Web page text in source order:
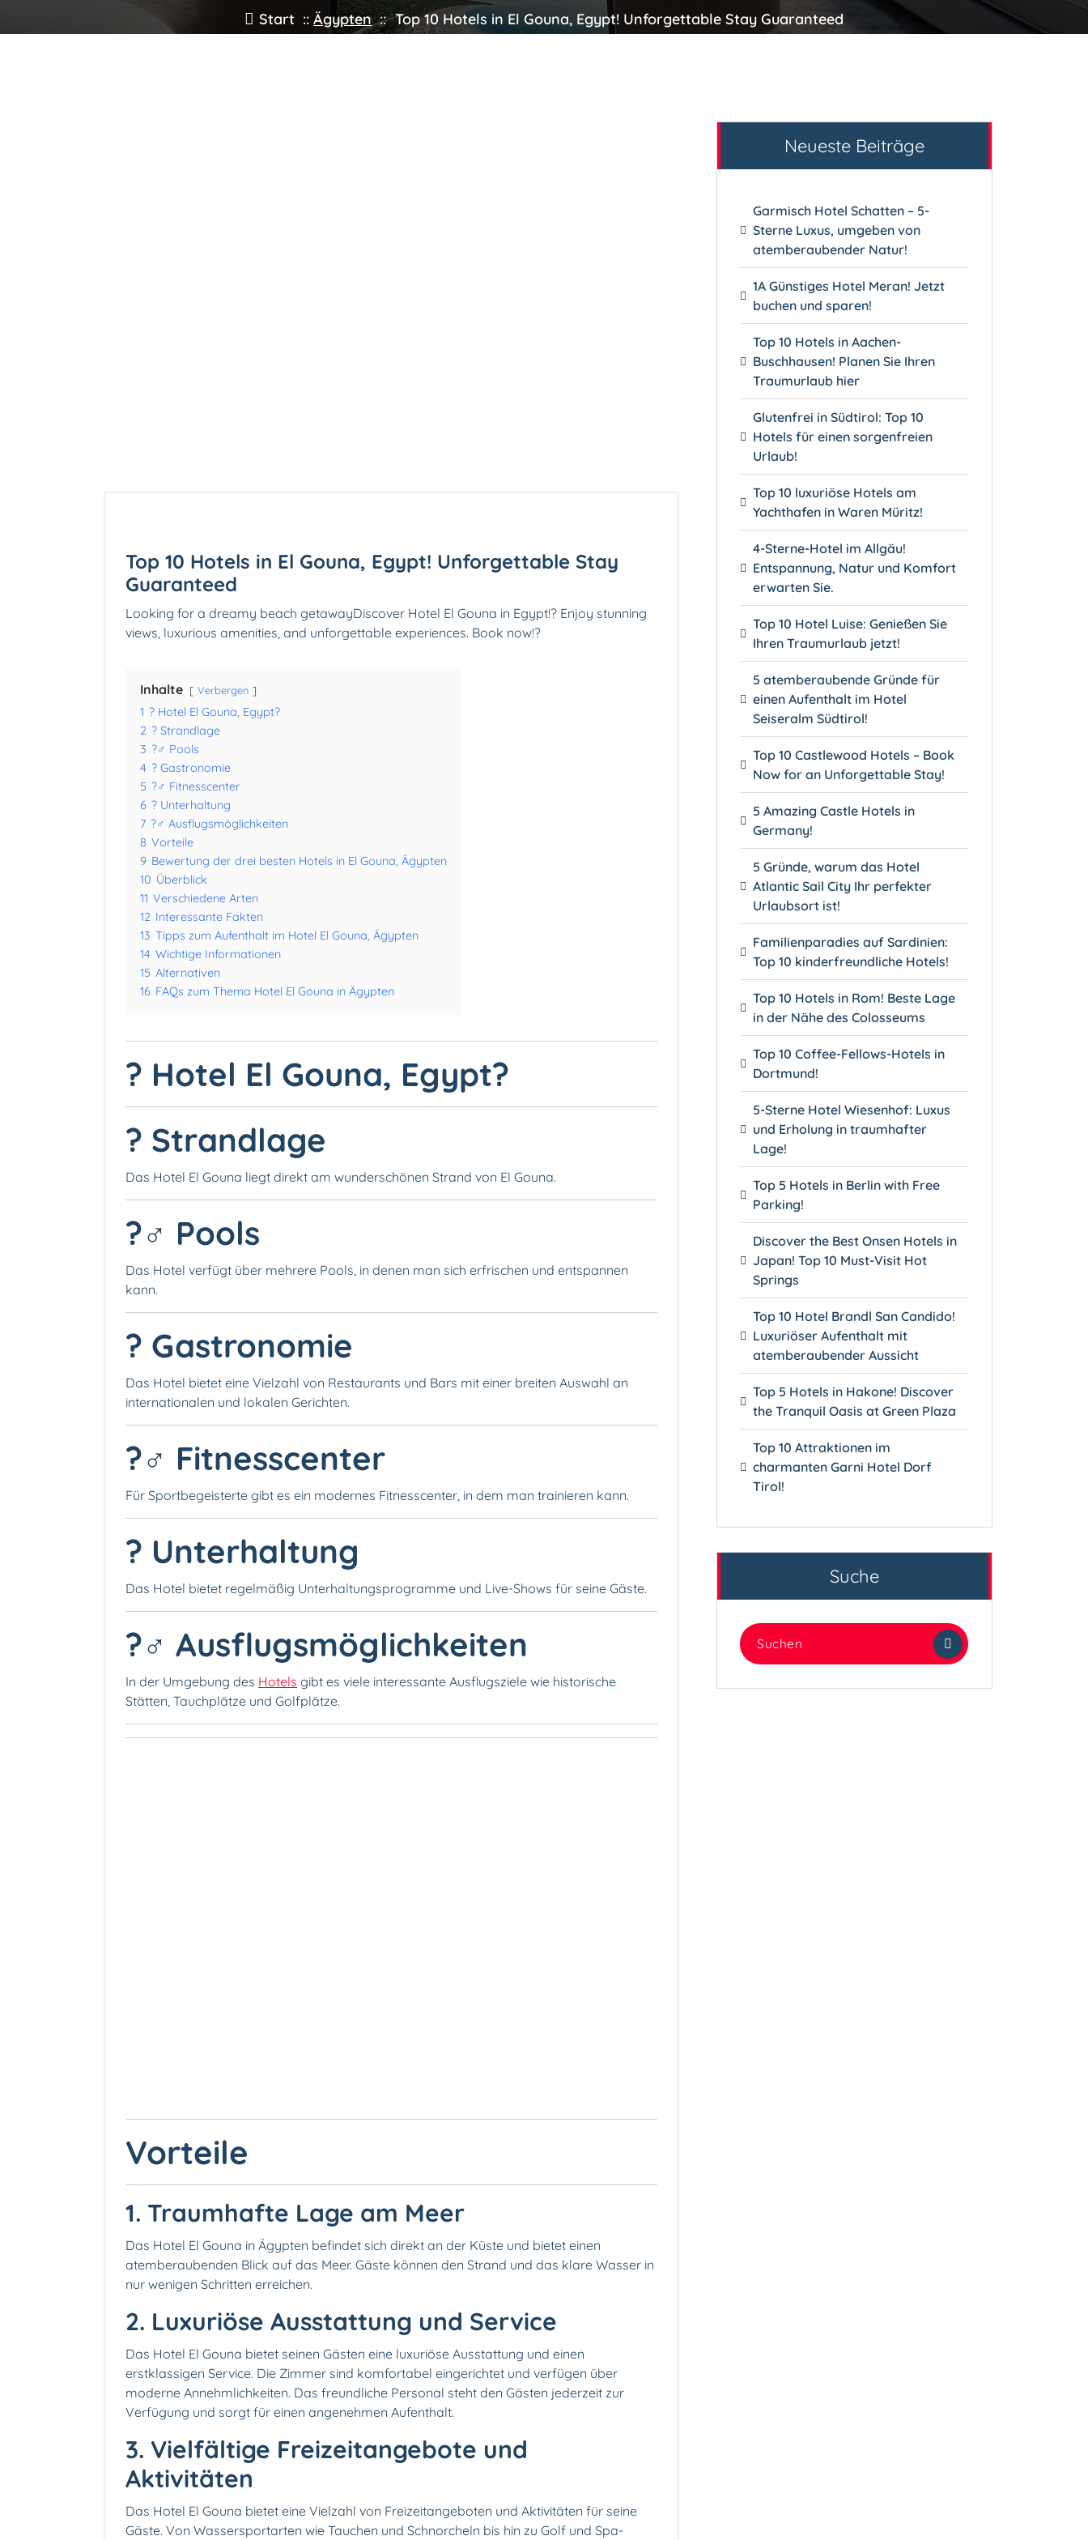
Start ::Ägypten:: Top 10 Hotels in El Gouna, Egypt! Unforgettable Stay Guaranteed
Top 10 Hotels in El Gouna, Egypt! Unforgettable Stay
Guaranteed
Looking for a dreamy beach getawayDiscover Hotel El Gouna in Egypt!? Enjoy stunning
views, luxurious amenities, and unforgettable experiences. Book now!?
Inhalte Verbergen
1 ? Hotel El Gouna, Egypt?
2 ?️ Strandlage
3 ?‍♂️ Pools
4 ?️ Gastronomie
5 ?️‍♂️ Fitnesscenter
6 ? Unterhaltung
7 ?‍♂️ Ausflugsmöglichkeiten
8 Vorteile
9 Bewertung der drei besten Hotels in El Gouna, Ägypten
10 Überblick
11 Verschiedene Arten
12 Interessante Fakten
13 Tipps zum Aufenthalt im Hotel El Gouna, Ägypten
14 Wichtige Informationen
15 Alternativen
16 FAQs zum Thema Hotel El Gouna in Ägypten
? Hotel El Gouna, Egypt?
?️ Strandlage
Das Hotel El Gouna liegt direkt am wunderschönen Strand von El Gouna.
?‍♂️ Pools
Das Hotel verfügt über mehrere Pools, in denen man sich erfrischen und entspannen
kann.
?️ Gastronomie
Das Hotel bietet eine Vielzahl von Restaurants und Bars mit einer breiten Auswahl an
internationalen und lokalen Gerichten.
?️‍♂️ Fitnesscenter
Für Sportbegeisterte gibt es ein modernes Fitnesscenter, in dem man trainieren kann.
? Unterhaltung
Das Hotel bietet regelmäßig Unterhaltungsprogramme und Live-Shows für seine Gäste.
?‍♂️ Ausflugsmöglichkeiten
In der Umgebung des Hotels gibt es viele interessante Ausflugsziele wie historische
Stätten, Tauchplätze und Golfplätze.
Vorteile
1. Traumhafte Lage am Meer
Das Hotel El Gouna in Ägypten befindet sich direkt an der Küste und bietet einen
atemberaubenden Blick auf das Meer. Gäste können den Strand und das klare Wasser in
nur wenigen Schritten erreichen.
2. Luxuriöse Ausstattung und Service
Das Hotel El Gouna bietet seinen Gästen eine luxuriöse Ausstattung und einen
erstklassigen Service. Die Zimmer sind komfortabel eingerichtet und verfügen über
moderne Annehmlichkeiten. Das freundliche Personal steht den Gästen jederzeit zur
Verfügung und sorgt für einen angenehmen Aufenthalt.
3. Vielfältige Freizeitangebote und
Aktivitäten️
Das Hotel El Gouna bietet eine Vielzahl von Freizeitangeboten und Aktivitäten für seine
Gäste. Von Wassersportarten wie Tauchen und Schnorcheln bis hin zu Golf und Spa-
Neueste Beiträge
Garmisch Hotel Schatten – 5-
Sterne Luxus, umgeben von
atemberaubender Natur!
1A Günstiges Hotel Meran! Jetzt
buchen und sparen!
Top 10 Hotels in Aachen-
Buschhausen! Planen Sie Ihren
Traumurlaub hier
Glutenfrei in Südtirol: Top 10
Hotels für einen sorgenfreien
Urlaub!
Top 10 luxuriöse Hotels am
Yachthafen in Waren Müritz!
4-Sterne-Hotel im Allgäu!
Entspannung, Natur und Komfort
erwarten Sie.
Top 10 Hotel Luise: Genießen Sie
Ihren Traumurlaub jetzt!
5 atemberaubende Gründe für
einen Aufenthalt im Hotel
Seiseralm Südtirol!
Top 10 Castlewood Hotels – Book
Now for an Unforgettable Stay!
5 Amazing Castle Hotels in
Germany!
5 Gründe, warum das Hotel
Atlantic Sail City Ihr perfekter
Urlaubsort ist!
Familienparadies auf Sardinien:
Top 10 kinderfreundliche Hotels!
Top 10 Hotels in Rom! Beste Lage
in der Nähe des Colosseums
Top 10 Coffee-Fellows-Hotels in
Dortmund!
5-Sterne Hotel Wiesenhof: Luxus
und Erholung in traumhafter
Lage!
Top 5 Hotels in Berlin with Free
Parking!
Discover the Best Onsen Hotels in
Japan! Top 10 Must-Visit Hot
Springs
Top 10 Hotel Brandl San Candido!
Luxuriöser Aufenthalt mit
atemberaubender Aussicht
Top 5 Hotels in Hakone! Discover
the Tranquil Oasis at Green Plaza
Top 10 Attraktionen im
charmanten Garni Hotel Dorf
Tirol!
Suche
Suchen
nach: